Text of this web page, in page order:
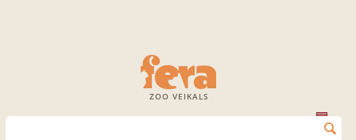
ZOO VEIKALS